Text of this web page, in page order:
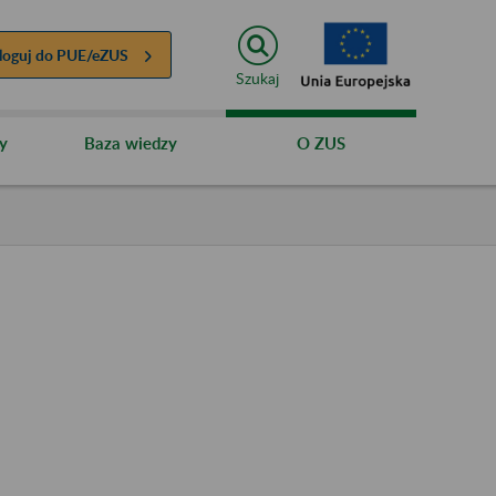
do PUE/eZUS
Szukaj
Baza wiedzy O ZUS